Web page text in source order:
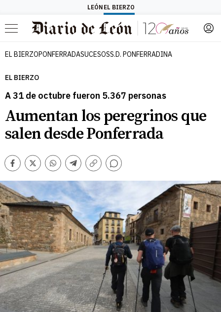
LEÓN EL BIERZO
Menú
EL BIERZOPONFERRADASUCESOSS.D. PONFERRADINA
EL BIERZO
A 31 de octubre fueron 5.367 personas
Aumentan los peregrinos que
salen desde Ponferrada
Facebook
TwitterWhatsappTelegram
Copiar
Comentarios